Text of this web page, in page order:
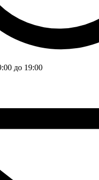
до 19:00